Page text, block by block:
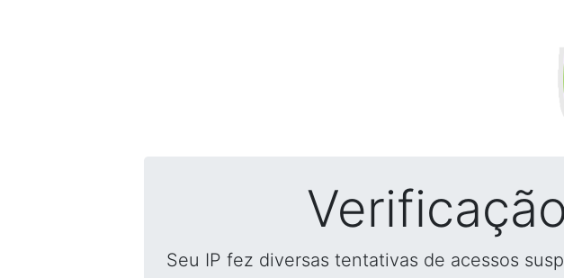
Seu IP fez diversas tentativas de acessos